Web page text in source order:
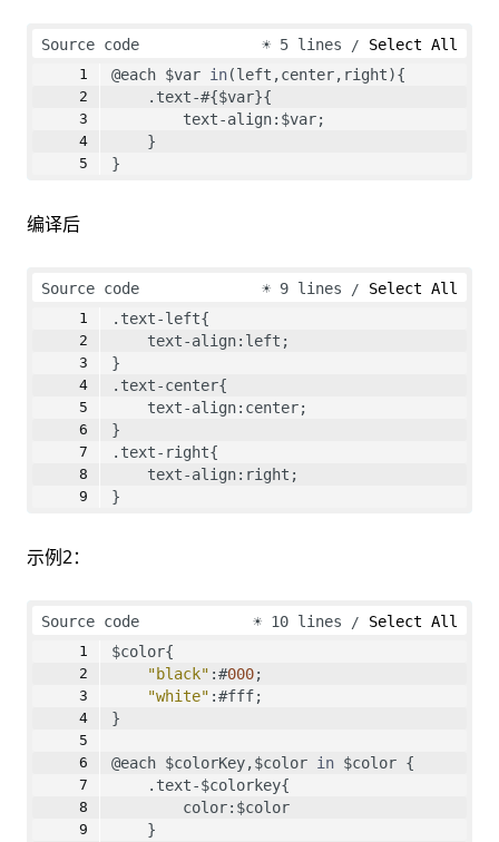
Source code ☀ 5 lines
Select All
@each $var in(left,center,right){
    .text-#{$var}{
        text-align:$var;
    }
}
编译后
Source code ☀ 9 lines
Select All
.text-left{
    text-align:left;
}
.text-center{
    text-align:center;
}
.text-right{
    text-align:right;
}
示例2：
Source code ☀ 10 lines
Select All
$color{
"black" :#000;
"white" :#fff;
}
@each $colorKey,$color in $color {
    .text-$colorkey{
        color:$color
    }